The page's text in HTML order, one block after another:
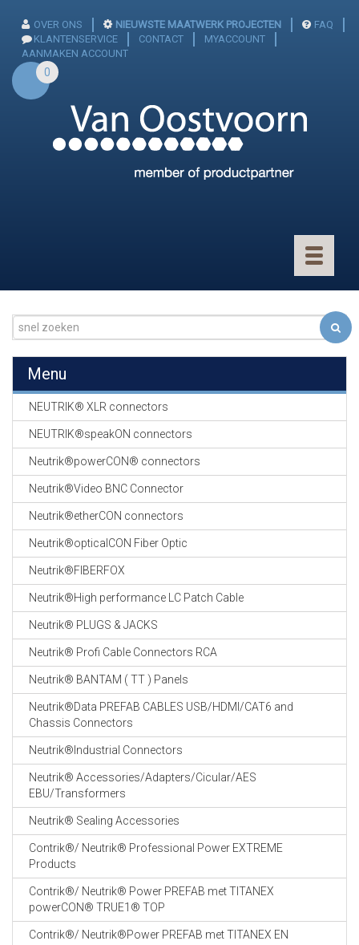
OVER ONS NIEUWSTE MAATWERK PROJECTEN
FAQ
KLANTENSERVICE
CONTACT
MYACCOUNT
AANMAKEN ACCOUNT
0
Toggle
GEVLOCHTEN KOUS
EN
KRIMP KOUS
KOPER KABEL
OP ROL
OCC OPTICAL
FIBER CABLE
GE-ASSEMBLEERDE
19" RACKS
EN
TOEBEHOREN
CABLE EQUIPEMENTS
Menu
NEUTRIK® XLR connectors
NEUTRIK®speakON connectors
Neutrik®powerCON® connectors
Neutrik®Video BNC Connector
Neutrik®etherCON connectors
Neutrik®opticalCON Fiber Optic
Neutrik®FIBERFOX
Neutrik®High performance LC Patch Cable
Neutrik® PLUGS & JACKS
Neutrik® Profi Cable Connectors RCA
Neutrik® BANTAM ( TT ) Panels
Neutrik®Data PREFAB CABLES USB/HDMI/CAT6 and
Chassis Connectors
Neutrik®Industrial Connectors
Neutrik® Accessories/Adapters/Cicular/AES
EBU/Transformers
Neutrik® Sealing Accessories
Contrik®/ Neutrik® Professional Power EXTREME
Products
Contrik®/ Neutrik® Power PREFAB met TITANEX
powerCON® TRUE1® TOP
Contrik®/ Neutrik®Power PREFAB met TITANEX EN